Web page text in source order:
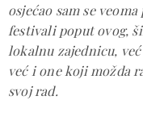
osjećao sam se
festivali poput ovog,
lokalnu zajednicu,
već i one koji možda
svoj rad.